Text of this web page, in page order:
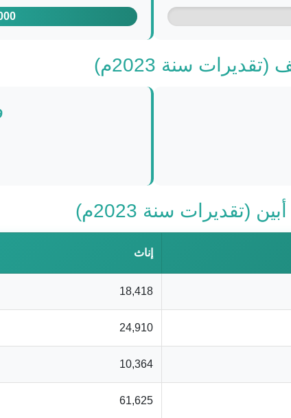
سنة 2023م)
(تقديرات سنة 2023م)
إناث
18,418
24,910
10,364
61,625